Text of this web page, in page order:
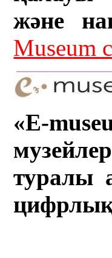
және
Museum
«E-
туралы